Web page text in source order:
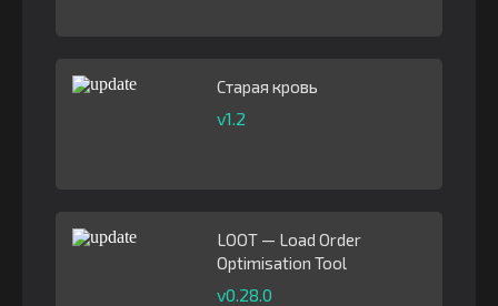
Старая кровь
v1.2
LOOT — Load Order
Optimisation Tool
v0.28.0